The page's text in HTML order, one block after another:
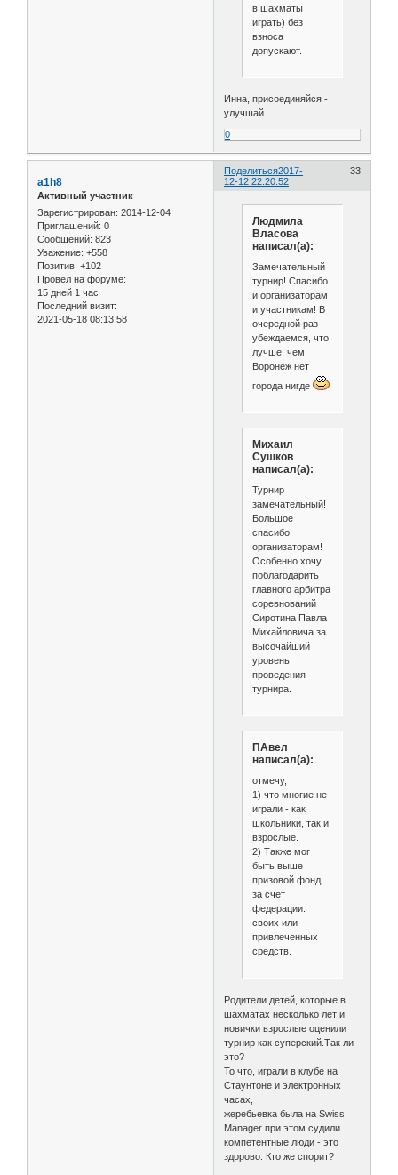
в шахматы
играть) без
взноса
допускают.
Инна, присоединяйся -
улучшай.
0
Поделиться 33
2017-
12-12 22:20:52
a1h8
Активный участник
Зарегистрирован: 2014-12-04
Приглашений: 0
Сообщений: 823
Уважение: +558
Позитив: +102
Провел на форуме:
15 дней 1 час
Последний визит:
2021-05-18 08:13:58
Людмила
Власова
написал(а):
Замечательный
турнир! Спасибо
и организаторам
и участникам! В
очередной раз
убеждаемся, что
лучше, чем
Воронеж нет
города нигде
Михаил
Сушков
написал(а):
Турнир
замечательный!
Большое
спасибо
организаторам!
Особенно хочу
поблагодарить
главного арбитра
соревнований
Сиротина Павла
Михайловича за
высочайший
уровень
проведения
турнира.
ПАвел
написал(а):
отмечу,
1) что многие не
играли - как
школьники, так и
взрослые.
2) Также мог
быть выше
призовой фонд
за счет
федерации:
своих или
привлеченных
средств.
Родители детей, которые в
шахматах несколько лет и
новички взрослые оценили
турнир как суперский.Так ли
это?
То что, играли в клубе на
Стаунтоне и электронных
часах,
жеребьевка была на Swiss
Manager при этом судили
компетентные люди - это
здорово. Кто же спорит?